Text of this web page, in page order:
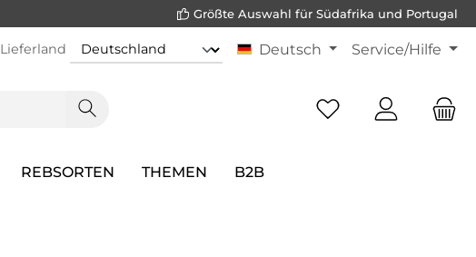
Größte Auswahl für Südafrika und Portugal
Lieferland Deutsch Service/Hilfe
REBSORTEN THEMEN B2B